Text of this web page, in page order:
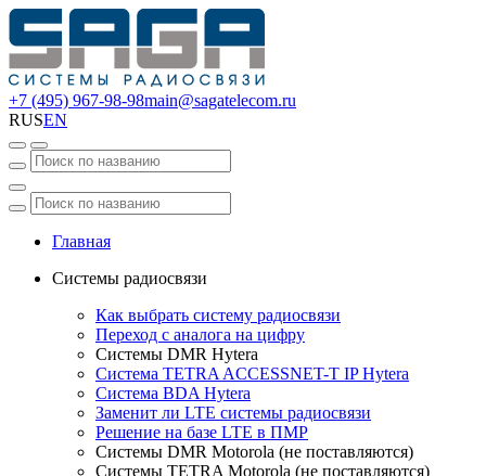
+7 (495) 967-98-98main@sagatelecom.ru
RUSEN
Главная
Системы радиосвязи
Как выбрать систему радиосвязи
Переход с аналога на цифру
Системы DMR Hytera
Система TETRA ACCESSNET-T IP Hytera
Система BDA Hytera
Заменит ли LTE системы радиосвязи
Решение на базе LTE в ПМР
Системы DMR Motorola (не поставляются)
Системы TETRA Motorola (не поставляются)